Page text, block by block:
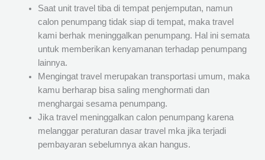
Saat unit travel tiba di tempat penjemputan, namun
calon penumpang tidak siap di tempat, maka travel
kami berhak meninggalkan penumpang. Hal ini semata
untuk memberikan kenyamanan terhadap penumpang
lainnya.
Mengingat travel merupakan transportasi umum, maka
kamu berharap bisa saling menghormati dan
menghargai sesama penumpang.
Jika travel meninggalkan calon penumpang karena
melanggar peraturan dasar travel mka jika terjadi
pembayaran sebelumnya akan hangus.